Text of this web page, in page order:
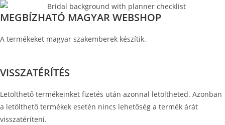
MEGBÍZHATÓ MAGYAR WEBSHOP
A termékeket magyar szakemberek készítik.
VISSZATÉRÍTÉS
Letölthető termékeinket fizetés után azonnal letöltheted. Azonban
a letölthető termékek esetén nincs lehetőség a termék árát
visszatéríteni.